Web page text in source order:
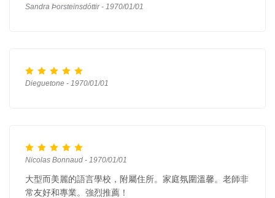
Sandra Þorsteinsdóttir - 1970/01/01
Dieguetone - 1970/01/01
Nicolas Bonnaud - 1970/01/01
大型而美麗的語言學校，附屬住所。家庭氛圍溫馨。老師非
常友好和專業。強烈推薦！